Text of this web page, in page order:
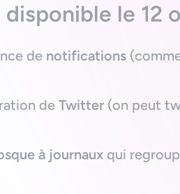
disponible le 12
de notifications
de Twitter (on peut
à journaux qui